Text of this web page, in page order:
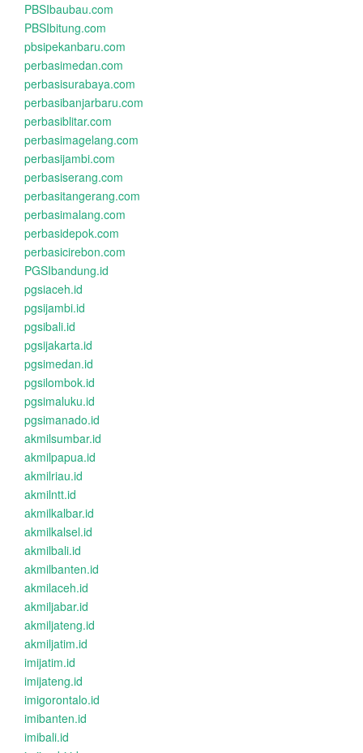
PBSIbaubau.com
PBSIbitung.com
pbsipekanbaru.com
perbasimedan.com
perbasisurabaya.com
perbasibanjarbaru.com
perbasiblitar.com
perbasimagelang.com
perbasijambi.com
perbasiserang.com
perbasitangerang.com
perbasimalang.com
perbasidepok.com
perbasicirebon.com
PGSIbandung.id
pgsiaceh.id
pgsijambi.id
pgsibali.id
pgsijakarta.id
pgsimedan.id
pgsilombok.id
pgsimaluku.id
pgsimanado.id
akmilsumbar.id
akmilpapua.id
akmilriau.id
akmilntt.id
akmilkalbar.id
akmilkalsel.id
akmilbali.id
akmilbanten.id
akmilaceh.id
akmiljabar.id
akmiljateng.id
akmiljatim.id
imijatim.id
imijateng.id
imigorontalo.id
imibanten.id
imibali.id